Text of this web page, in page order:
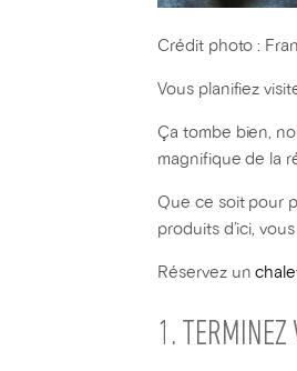
Crédit photo :
Vous planifiez
Ça tombe bien,
magnifique de la
Que ce soit pour
produits d’ici,
Réservez un
1. TERMINEZ